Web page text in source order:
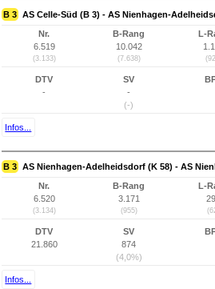
B 3 AS Celle-Süd (B 3) - AS Nienhagen-
Nr.
6.519
(3.133)
B-Rang
10.042
(7.638)
L-
DTV
-
SV
-
(-)
Infos...
B 3 AS Nienhagen-Adelheidsdorf (K 58) - AS
Nr.
6.520
(3.134)
B-Rang
3.171
(955)
L-
DTV
21.860
SV
874
(4,0%)
Infos...